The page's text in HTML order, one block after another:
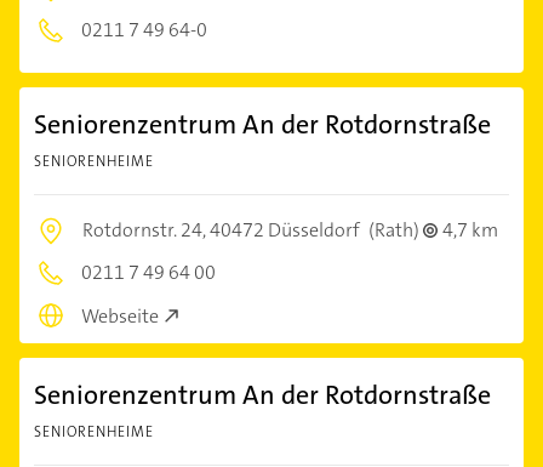
0211 7 49 64-0
Seniorenzentrum An der Rotdornstraße
SENIORENHEIME
Rotdornstr. 24,40472 Düsseldorf (Rath)
4,7 km
0211 7 49 64 00
Webseite
Seniorenzentrum An der Rotdornstraße
SENIORENHEIME